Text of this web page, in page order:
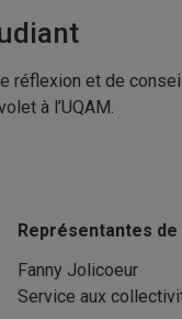
réflexion et de
à l’UQAM.
Représentantes de
Fanny Jolicoeur
Service aux